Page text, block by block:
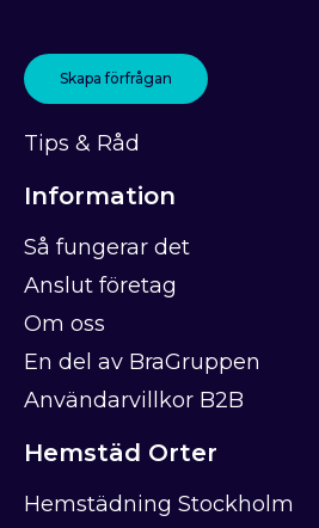
Hemstäd Orter
Hemstädning Stockholm
Information
Så fungerar det
Anslut företag
Om oss
En del av BraGruppen
Användarvillkor B2B
Skapa förfrågan
Tips & Råd